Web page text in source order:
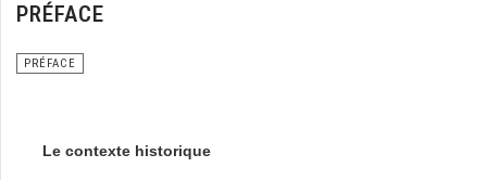
PRÉFACE
PRÉFACE
Le contexte historique